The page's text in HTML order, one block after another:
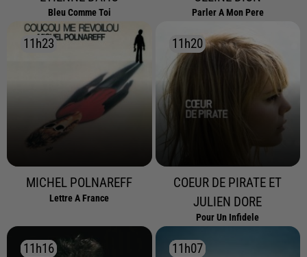
Bleu Comme Toi Parler A Mon Pere
11h23
11h23
MICHEL POLNAREFF
Lettre A France
11h20
11h20
COEUR DE PIRATE ET
JULIEN DORE
Pour Un Infidele
11h16
11h16 11h07
11h07